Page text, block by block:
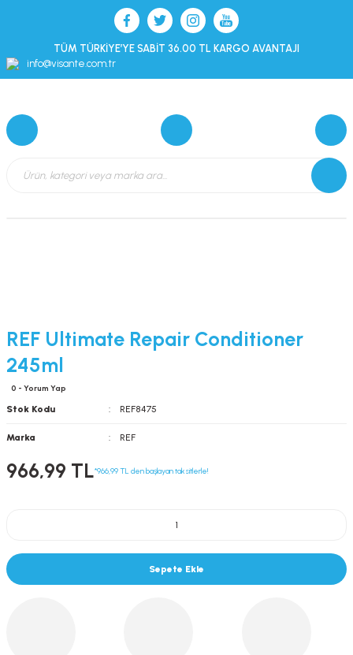
TÜM TÜRKİYE’YE SABİT 36.00 TL KARGO AVANTAJI
info@visante.com.tr
REF Ultimate Repair Conditioner
245ml
0 - Yorum Yap
Stok Kodu REF8475
Marka REF
966,99 TL*966,99 TL den başlayan taksitlerle!
Sepete Ekle